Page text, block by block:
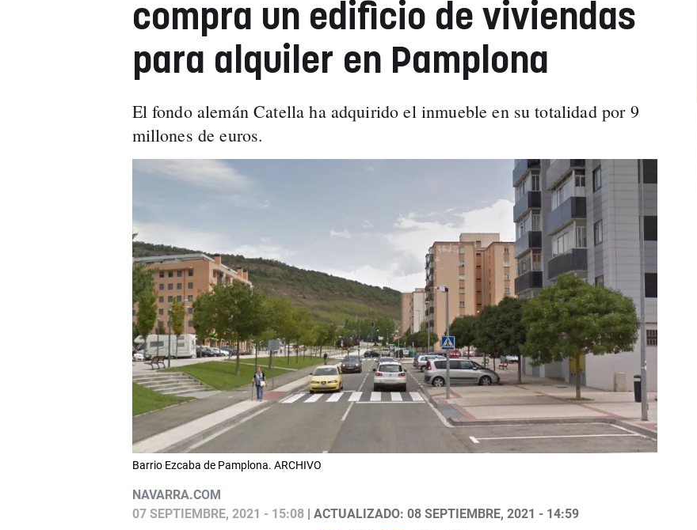
compra un edificio de viviendas
para alquiler en Pamplona
El fondo alemán Catella ha adquirido el inmueble en su totalidad por 9
millones de euros.
Barrio Ezcaba de Pamplona. ARCHIVO
NAVARRA.COM
07 SEPTIEMBRE, 2021 - 15:08| ACTUALIZADO: 08 SEPTIEMBRE, 2021 - 14:59